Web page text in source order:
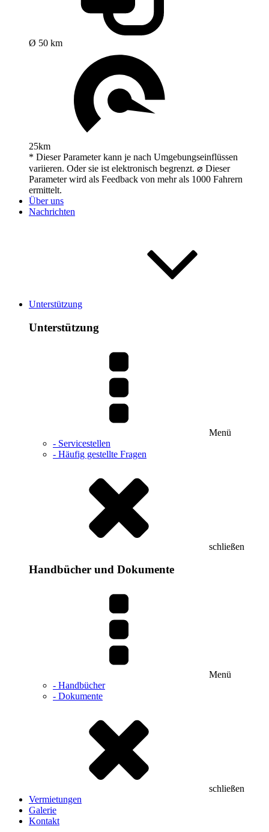
Ø 50 km
25km
* Dieser Parameter kann je nach Umgebungseinflüssen
variieren. Oder sie ist elektronisch begrenzt. ⌀ Dieser
Parameter wird als Feedback von mehr als 1000 Fahrern
ermittelt.
Über uns
Nachrichten
Unterstützung
Unterstützung
Menü
- Servicestellen
- Häufig gestellte Fragen
schließen
Handbücher und Dokumente
Menü
- Handbücher
- Dokumente
schließen
Vermietungen
Galerie
Kontakt